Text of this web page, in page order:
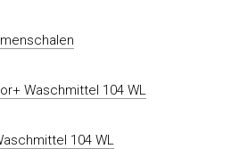
Waschmittel 104 WL